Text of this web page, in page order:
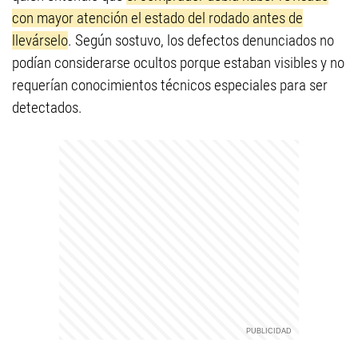
con mayor atención el estado del rodado antes de
llevárselo. Según sostuvo, los defectos denunciados no
podían considerarse ocultos porque estaban visibles y no
requerían conocimientos técnicos especiales para ser
detectados.